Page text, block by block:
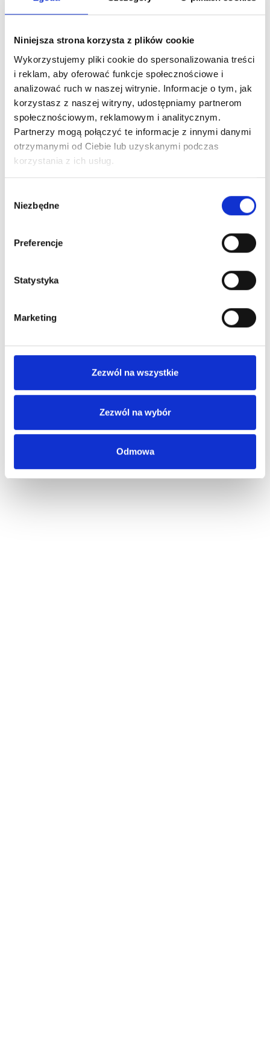
Niniejsza strona korzysta z plików cookie
Wykorzystujemy pliki cookie do spersonalizowania treści
i reklam, aby oferować funkcje społecznościowe i
analizować ruch w naszej witrynie. Informacje o tym, jak
korzystasz z naszej witryny, udostępniamy partnerom
społecznościowym, reklamowym i analitycznym.
Partnerzy mogą połączyć te informacje z innymi danymi
otrzymanymi od Ciebie lub uzyskanymi podczas
korzystania z ich usług.
zgody
Niezbędne
Preferencje
Statystyka
Marketing
Zezwól na wszystkie
Zezwól na wybór
Odmowa